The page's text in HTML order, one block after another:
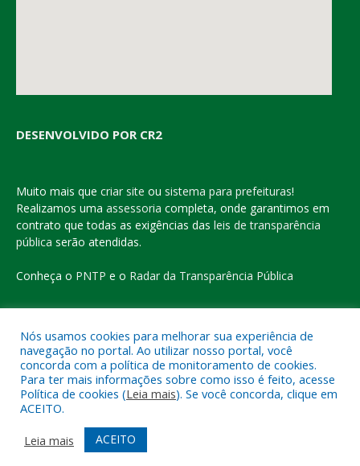
DESENVOLVIDO POR CR2
Muito mais que criar site ou sistema para prefeituras!
Realizamos uma assessoria completa, onde garantimos em
contrato que todas as exigências das leis de transparência
pública serão atendidas.
Conheça o PNTP e o Radar da Transparência Pública
Todos os direitos reservados a Prefeitura Municipal de Eldorado
do Carajás
Mapa do Site
Acessar o Webmail
Nós usamos cookies para melhorar sua experiência de
navegação no portal. Ao utilizar nosso portal, você
concorda com a política de monitoramento de cookies.
Para ter mais informações sobre como isso é feito, acesse
Política de cookies (Leia mais). Se você concorda, clique em
ACEITO.
Leia mais
ACEITO